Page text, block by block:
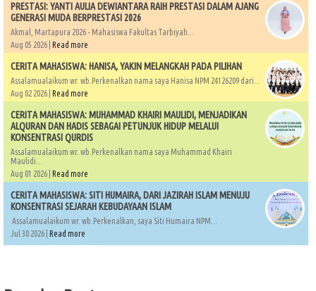
PRESTASI: YANTI AULIA DEWIANTARA RAIH PRESTASI DALAM AJANG
GENERASI MUDA BERPRESTASI 2026
Akmal, Martapura 2026 - Mahasiswa Fakultas Tarbiyah...
Aug 05 2026 | Read more
CERITA MAHASISWA: HANISA, YAKIN MELANGKAH PADA PILIHAN
Assalamualaikum wr. wb.Perkenalkan nama saya Hanisa NPM 24126209 dari...
Aug 02 2026 | Read more
CERITA MAHASISWA: MUHAMMAD KHAIRI MAULIDI, MENJADIKAN
ALQURAN DAN HADIS SEBAGAI PETUNJUK HIDUP MELALUI
KONSENTRASI QURDIS
Assalamualaikum wr. wb.Perkenalkan nama saya Muhammad Khairi
Maulidi...
Aug 01 2026 | Read more
CERITA MAHASISWA: SITI HUMAIRA, DARI JAZIRAH ISLAM MENUJU
KONSENTRASI SEJARAH KEBUDAYAAN ISLAM
Assalamualaikum wr. wb.Perkenalkan, saya Siti Humaira NPM...
Jul 30 2026 | Read more